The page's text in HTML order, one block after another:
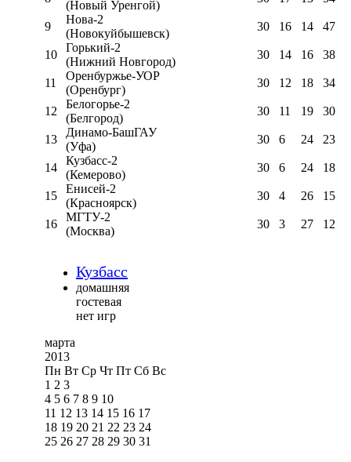
(Новый Уренгой)
9
Нова-2
(Новокуйбышевск)
30 16 14 47
10
Горький-2
(Нижний Новгород)
30 14 16 38
11
Оренбуржье-УОР
(Оренбург)
30 12 18 34
12
Белогорье-2
(Белгород)
30 11 19 30
13
Динамо-БашГАУ
(Уфа)
30 6 24 23
14
Кузбасс-2
(Кемерово)
30 6 24 18
15
Енисей-2
(Красноярск)
30 4 26 15
16
МГТУ-2
(Москва)
30 3 27 12
Кузбасс
домашняя
гостевая
нет игр
марта
2013
Пн Вт Ср Чт Пт Сб Вс
1 2 3
4 5 6 7 8 9 10
11 12 13 14 15 16 17
18 19 20 21 22 23 24
25 26 27 28 29 30 31